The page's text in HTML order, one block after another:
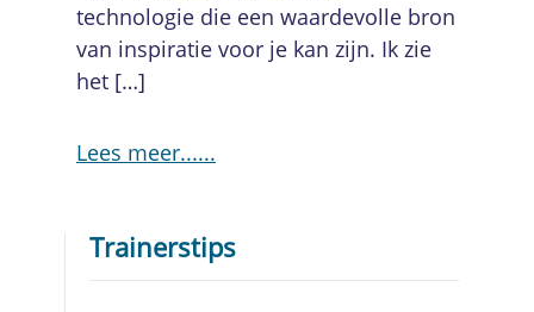
technologie die een waardevolle bron
van inspiratie voor je kan zijn. Ik zie
het […]
Lees meer...
Trainerstips